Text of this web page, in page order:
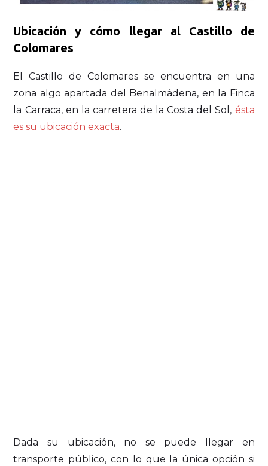
Ubicación y cómo llegar al Castillo de
Colomares
El Castillo de Colomares se encuentra en una
zona algo apartada del Benalmádena, en la Finca
la Carraca, en la carretera de la Costa del Sol, ésta
es su ubicación exacta.
Dada su ubicación, no se puede llegar en
transporte público, con lo que la única opción si